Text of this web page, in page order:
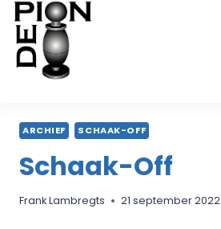
Doorgaan
naar
inhoud
ARCHIEF SCHAAK-OFF
Schaak-Off
Frank Lambregts 21 september 2022